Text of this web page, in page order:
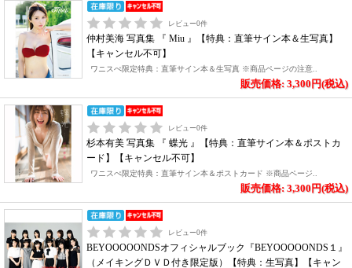
レビュー0件
仲村美海 写真集 『 Miu 』【特典：直筆サイン本＆生写真】
【キャンセル不可】
ワニスぺ限定特典：直筆サイン本＆生写真 ※商品ページの注意..
販売価格: 3,300円(税込)
レビュー0件
杉本有美 写真集 『 蝶光 』【特典：直筆サイン本＆ポストカ
ード】【キャンセル不可】
ワニスぺ限定特典：直筆サイン本＆ポストカード ※商品ページ..
販売価格: 3,300円(税込)
レビュー0件
BEYOOOOONDSオフィシャルブック『BEYOOOOONDS１』
（メイキングＤＶＤ付き限定版）【特典：生写真】【キャン